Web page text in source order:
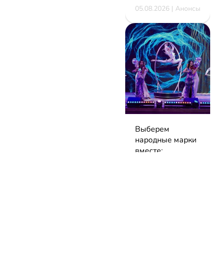
05.08.2026 | Анонсы
Выберем
народные марки
вместе: